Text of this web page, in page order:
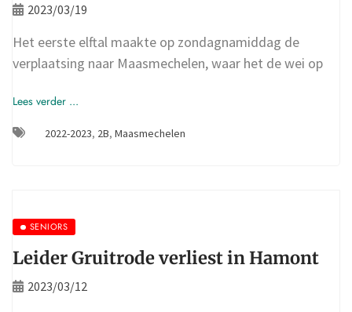
2023/03/19
Het eerste elftal maakte op zondagnamiddag de
verplaatsing naar Maasmechelen, waar het de wei op
Lees verder ...
2022-2023, 2B, Maasmechelen
SENIORS
Leider Gruitrode verliest in Hamont
2023/03/12